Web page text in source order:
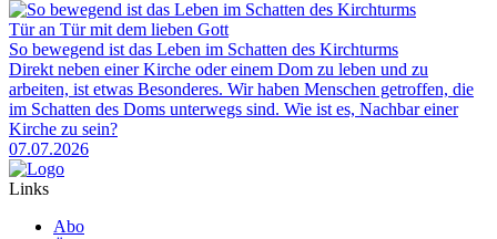
Tür an Tür mit dem lieben Gott
So bewegend ist das Leben im Schatten des Kirchturms
Direkt neben einer Kirche oder einem Dom zu leben und zu
arbeiten, ist etwas Besonderes. Wir haben Menschen getroffen, die
im Schatten des Doms unterwegs sind. Wie ist es, Nachbar einer
Kirche zu sein?
07.07.2026
Links
Abo